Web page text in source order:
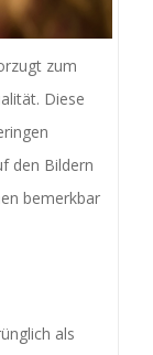
zum
Diese
den Bildern
bemerkbar
als